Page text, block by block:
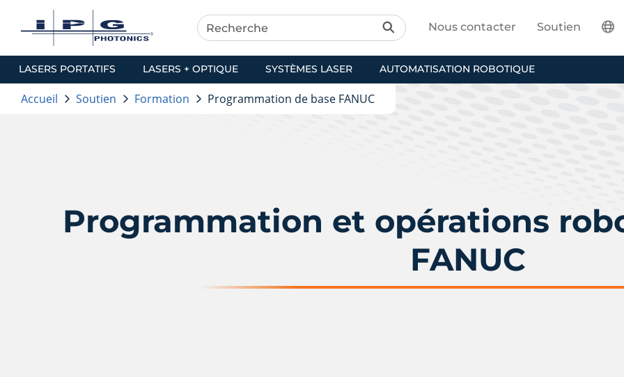
LASERS PORTATIFS LASERS + OPTIQUE SYSTÈMES LASER AUTOMATISATION ROBOTIQUE
Nous contacter Soutien
Accueil Soutien Formation Programmation de base FANUC
Programmation et opérations
FANUC